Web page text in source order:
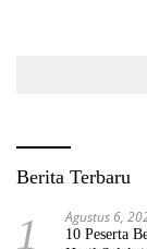
Berita Terbaru
1 Agustus 6,
10 Peserta